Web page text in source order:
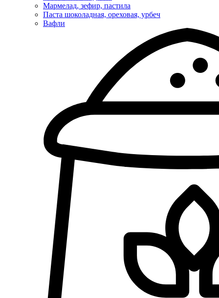
Мармелад, зефир, пастила
Паста шоколадная, ореховая, урбеч
Вафли